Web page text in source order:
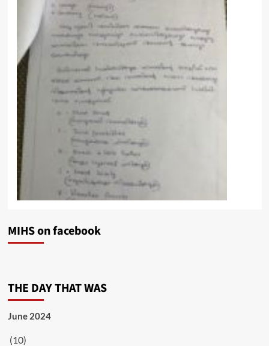
MIHS on facebook
THE DAY THAT WAS
June 2024
(10)